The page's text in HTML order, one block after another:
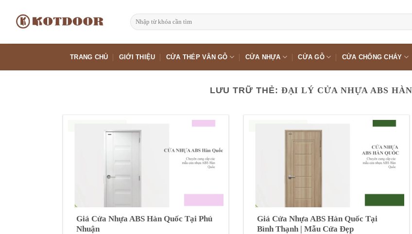
dung
Tìm
kiếm:
TRANG CHỦ GIỚI THIỆU CỬA THÉP VÂN GỖ CỬA NHỰA CỬA GỖ CỬA CHỐNG CHÁY
LƯU TRỮ THẺ: ĐẠI LÝ CỬA NHỰA ABS
Giá Cửa Nhựa ABS Hàn Quốc Tại Phú
Nhuận
Giá Cửa Nhựa ABS Hàn Quốc Tại
Bình Thạnh | Mẫu Cửa Đẹp